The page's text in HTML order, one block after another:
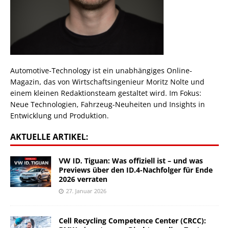
Automotive-Technology ist ein unabhängiges Online-
Magazin, das von Wirtschaftsingenieur Moritz Nolte und
einem kleinen Redaktionsteam gestaltet wird. Im Fokus:
Neue Technologien, Fahrzeug-Neuheiten und Insights in
Entwicklung und Produktion.
AKTUELLE ARTIKEL:
VW ID. Tiguan: Was offiziell ist – und was
Previews über den ID.4-Nachfolger für Ende
2026 verraten
27. Januar 2026
Cell Recycling Competence Center (CRCC):